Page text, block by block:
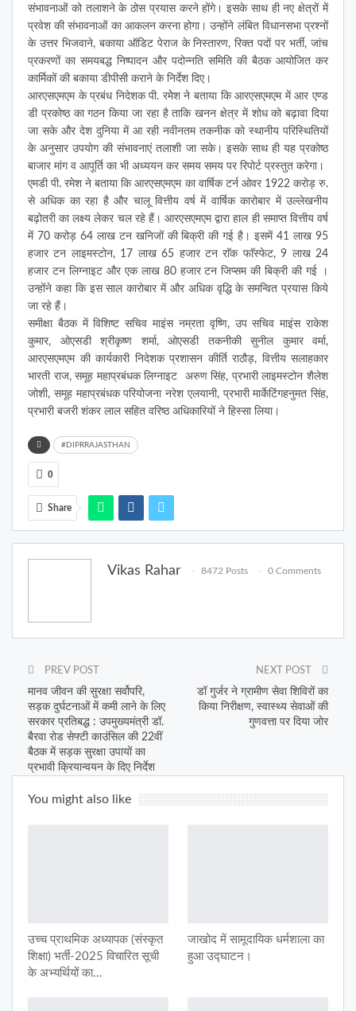
संभावनाओं को तलाशने के ठोस प्रयास करने होंगे। इसके साथ ही नए क्षेत्रों में
प्रवेश की संभावनाओं का आकलन करना होगा। उन्होंने लंबित विधानसभा प्रश्नों
के उत्तर भिजवाने, बकाया ऑडिट पेराज के निस्तारण, रिक्त पदों पर भर्ती, जांच
प्रकरणों का समयबद्ध निष्पादन और पदोन्नति समिति की बैठक आयोजित कर
कार्मिकों की बकाया डीपीसी कराने के निर्देश दिए।
आरएसएमएम के प्रबंध निदेशक पी. रमेेश ने बताया कि आरएसएमएम में आर एण्ड
डी प्रकोष्ठ का गठन किया जा रहा है ताकि खनन क्षेत्र में शोध को बढ़ावा दिया
जा सके और देश दुनिया में आ रही नवीनतम तकनीक को स्थानीय परिस्थितियों
के अनुसार उपयोग की संभावनाएं तलाशी जा सके। इसके साथ ही यह प्रकोष्ठ
बाजार मांग व आपूर्ति का भी अध्ययन कर समय समय पर रिपोर्ट प्रस्तुत करेगा।
एमडी पी. रमेश ने बताया कि आरएसएमएम का वार्षिक टर्न ओवर 1922 करोड़ रु.
से अधिक का रहा है और चालू वित्तीय वर्ष में वार्षिक कारोबार में उल्लेखनीय
बढ़ोतरी का लक्ष्य लेकर चल रहे हैं। आरएसएमएम द्वारा हाल ही समाप्त वित्तीय वर्ष
में 70 करोड़ 64 लाख टन खनिजों की बिक्री की गई है। इसमें 41 लाख 95
हजार टन लाइमस्टोन, 17 लाख 65 हजार टन राॅक फाॅस्फेट, 9 लाख 24
हजार टन लिग्नाइट और एक लाख 80 हजार टन जिप्सम की बिक्री की गई ।
उन्होंने कहा कि इस साल कारोबार में और अधिक वृद्धि के समन्वित प्रयास किये
जा रहे हैं।
समीक्षा बैठक में विशिष्ट सचिव माइंस नम्रता वृष्णि, उप सचिव माइंस राकेश
कुमार, ओएसडी श्रीकृष्ण शर्मा, ओएसडी तकनीकी सुनील कुमार वर्मा,
आरएसएमएम की कार्यकारी निदेशक प्रशासन कीर्ति राठौड़, वित्तीय सलाहकार
भारती राज, समूह महाप्रबंधक लिग्नाइट अरुण सिंह, प्रभारी लाइमस्टोन शैलेश
जोशी, समूह महाप्रबंधक परियोजना नरेश एलयानी, प्रभारी मार्केटिंगहनुमत सिंह,
प्रभारी बजरी शंकर लाल सहित वरिष्ठ अधिकारियों ने हिस्सा लिया।
#DIPRRAJASTHAN
0
Share
Vikas Rahar 8472 Posts 0 Comments
PREV POST
मानव जीवन की सुरक्षा सर्वोपरि,
सड़क दुर्घटनाओं में कमी लाने के लिए
सरकार प्रतिबद्ध : उपमुख्यमंत्री डॉ.
बैरवा रोड सेफ्टी काउंसिल की 22वीं
बैठक में सड़क सुरक्षा उपायों का
प्रभावी क्रियान्वयन के दिए निर्देश
NEXT POST
डॉ गुर्जर ने ग्रामीण सेवा शिविरों का
किया निरीक्षण, स्वास्थ्य सेवाओं की
गुणवत्ता पर दिया जोर
You might also like
उच्च प्राथमिक अध्यापक (संस्कृत
शिक्षा) भर्ती-2025 विचारित सूची
के अभ्यर्थियों का…
जाखोद में सामूदायिक धर्मशाला का
हुआ उद्घाटन।